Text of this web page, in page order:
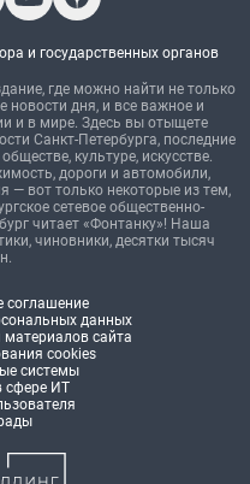
и государственных органов
где можно найти не только
новости дня, и все важное и
и в мире. Здесь вы отыщете
Санкт-Петербурга, последние
культуре, искусстве.
дороги и автомобили,
— вот только некоторые из тем,
сетевое общественно-
читает «Фонтанку»! Наша
чиновники, десятки тысяч
соглашение
данных
сайта
cookies
системы
сфере ИТ